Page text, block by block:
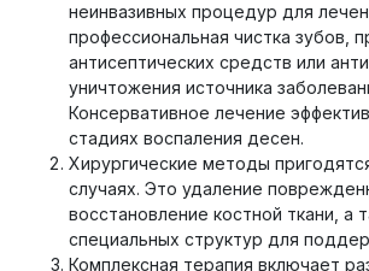
неинвазивных процедур для
профессиональная чистка зубов,
антисептических средств или
уничтожения источника
Консервативное лечение
стадиях воспаления десен.
Хирургические методы
случаях. Это удаление
восстановление костной ткани, а
специальных структур для
Комплексная терапия включает